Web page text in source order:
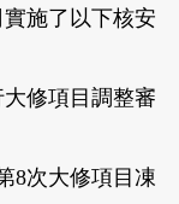
施了以下核安
修項目調整審
次大修項目凍